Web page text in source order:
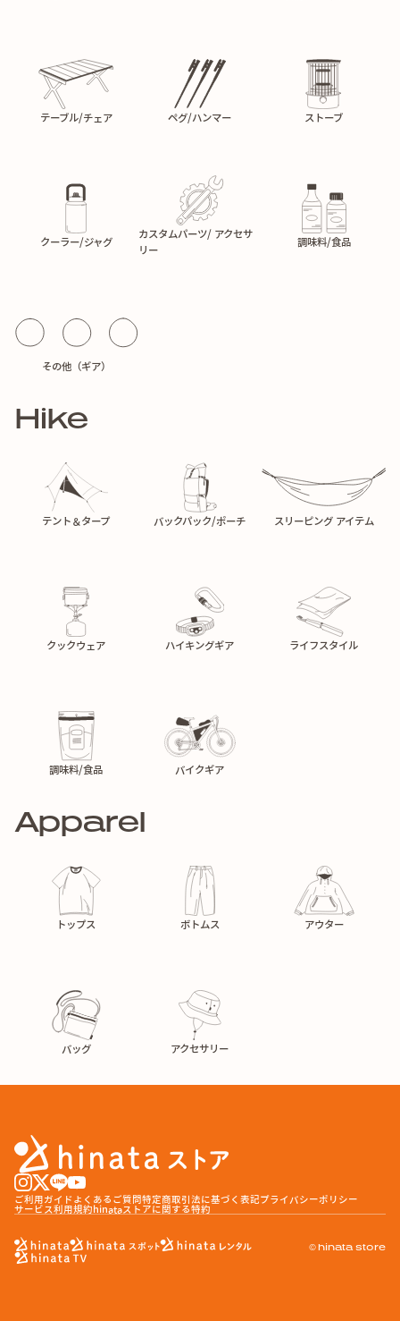
テーブル/チェア ペグ/ハンマー ストーブ
クーラー/ジャグ
カスタムパーツ/ アクセサ
リー
調味料/食品
その他（ギア）
Hike
テント＆タープ バックパック/ポーチ スリーピング アイテム
クックウェア ハイキングギア ライフスタイル
調味料/食品 バイクギア
Apparel
トップス ボトムス アウター
バッグ アクセサリー
ご利用ガイド よくあるご質問特定商取引法に基づく表記プライバシーポリシー
サービス利用規約hinataストアに関する特約
© hinata store